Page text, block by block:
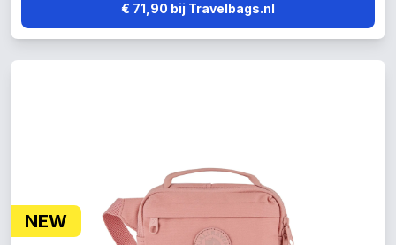
€ 71,90 bij Travelbags.nl
NEW